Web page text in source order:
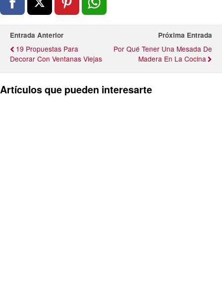
Entrada Anterior
19 Propuestas Para
Decorar Con Ventanas Viejas
Próxima Entrada
Por Qué Tener Una Mesada De
Madera En La Cocina
Artículos que pueden interesarte